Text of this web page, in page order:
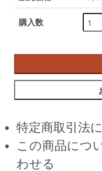
購入数
特定商取引法
この商品につ
わせる